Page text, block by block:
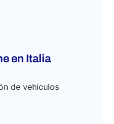
en Italia
de vehículos